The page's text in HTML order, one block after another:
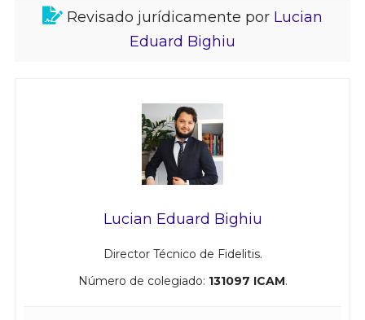
Revisado jurídicamente por Lucian
Eduard Bighiu
Lucian Eduard Bighiu
Director Técnico de Fidelitis.
Número de colegiado: 131097 ICAM.